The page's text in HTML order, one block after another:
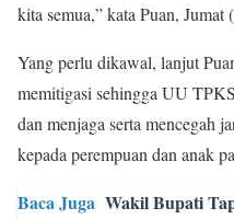
kita semua,” kata Puan, Jumat
Yang perlu dikawal, lanjut
memitigasi sehingga UU
dan menjaga serta mencegah
kepada perempuan dan anak
Baca Juga Wakil Bupati